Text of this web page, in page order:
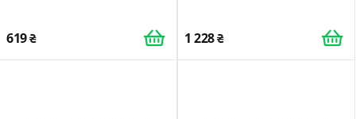
дышащие L PS
619 1 228